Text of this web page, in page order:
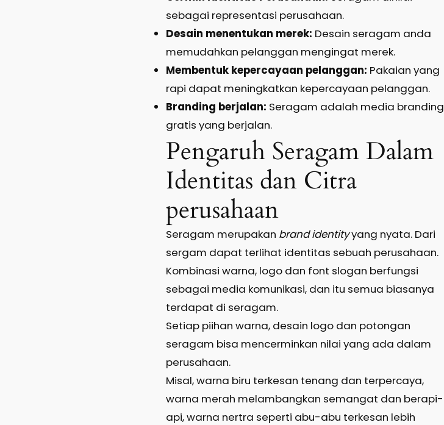
sebagai representasi perusahaan.
Desain menentukan merek: Desain seragam anda
memudahkan pelanggan mengingat merek.
Membentuk kepercayaan pelanggan: Pakaian yang
rapi dapat meningkatkan kepercayaan pelanggan.
Branding berjalan: Seragam adalah media branding
gratis yang berjalan.
Pengaruh Seragam Dalam
Identitas dan Citra
perusahaan
Seragam merupakan brand identityyang nyata. Dari
sergam dapat terlihat identitas sebuah perusahaan.
Kombinasi warna, logo dan font slogan berfungsi
sebagai media komunikasi, dan itu semua biasanya
terdapat di seragam.
Setiap piihan warna, desain logo dan potongan
seragam bisa mencerminkan nilai yang ada dalam
perusahaan.
Misal, warna biru terkesan tenang dan terpercaya,
warna merah melambangkan semangat dan berapi-
api, warna nertra seperti abu-abu terkesan lebih